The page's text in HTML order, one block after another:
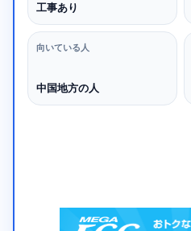
工事あり
向いている人
中国地方の人